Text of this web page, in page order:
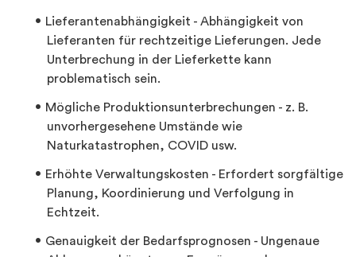
Lieferantenabhängigkeit - Abhängigkeit von
Lieferanten für rechtzeitige Lieferungen. Jede
Unterbrechung in der Lieferkette kann
problematisch sein.
Mögliche Produktionsunterbrechungen - z. B.
unvorhergesehene Umstände wie
Naturkatastrophen, COVID usw.
Erhöhte Verwaltungskosten - Erfordert sorgfältige
Planung, Koordinierung und Verfolgung in
Echtzeit.
Genauigkeit der Bedarfsprognosen - Ungenaue